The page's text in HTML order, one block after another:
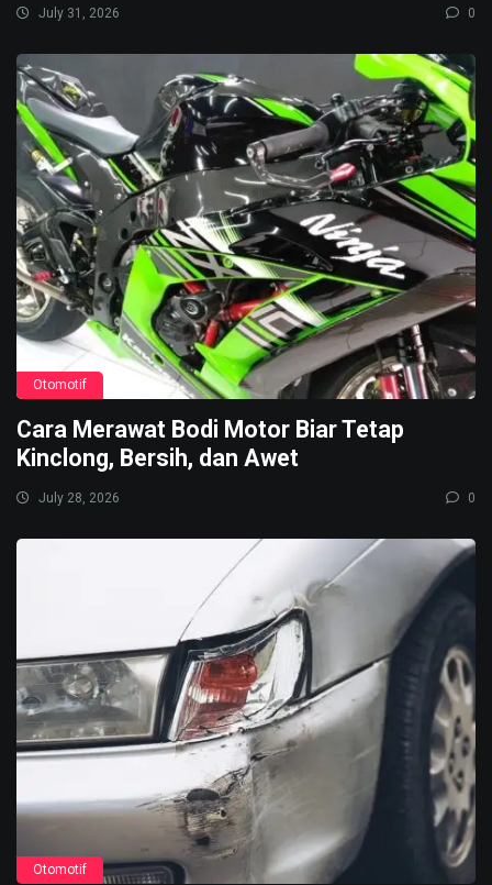
July 31, 2026 0
Otomotif
Cara Merawat Bodi Motor Biar Tetap
Kinclong, Bersih, dan Awet
July 28, 2026 0
Otomotif